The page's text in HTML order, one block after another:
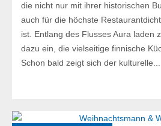
die nicht nur mit ihrer historischen
auch für die höchste
ist. Entlang des Flusses Aura laden
dazu ein, die vielseitige finnische
Schon bald zeigt sich der kulturelle...